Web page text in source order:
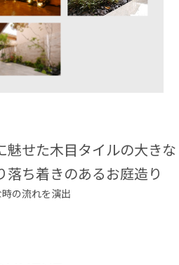
魅せた木目タイルの大きな
ち着きのあるお庭造り
の流れを演出